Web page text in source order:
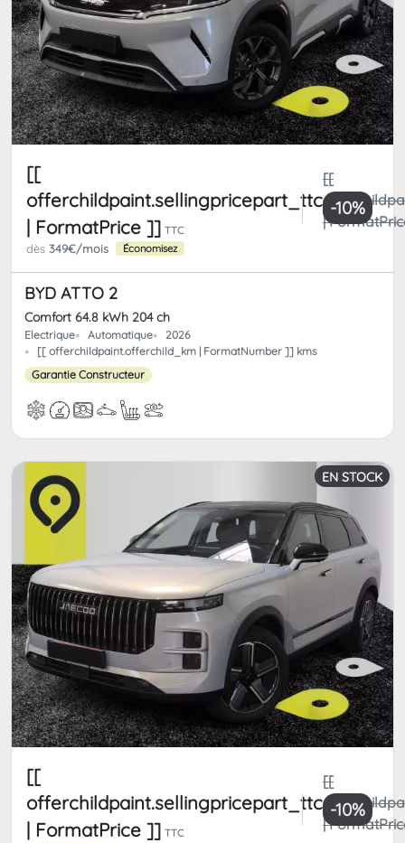
[[
offerchildpaint.sellingpricepart_ttc
| FormatPrice ]] TTC
[[
|
dès 349€/mois Économisez
-10%
BYD ATTO 2
Comfort 64.8 kWh 204 ch
Electrique Automatique
2026
[[ offerchildpaint.offerchild_km | FormatNumber ]] kms
Garantie Constructeur
EN STOCK
[[
offerchildpaint.sellingpricepart_ttc
| FormatPrice ]] TTC
[[
|
-10%